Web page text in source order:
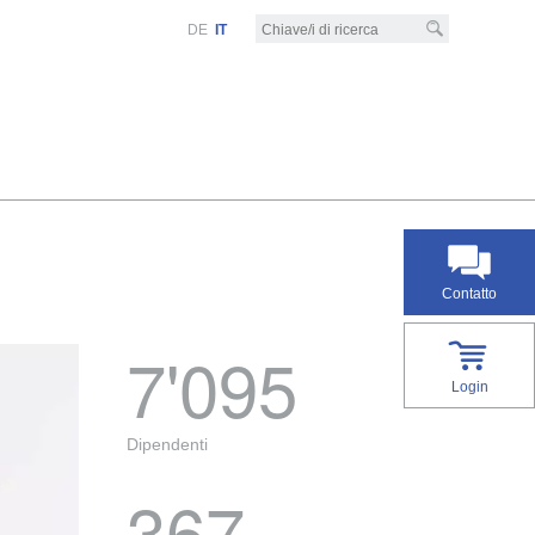
DE IT
Contatto
Login
Dipendenti
7'095